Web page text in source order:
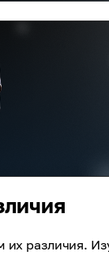
их различия.